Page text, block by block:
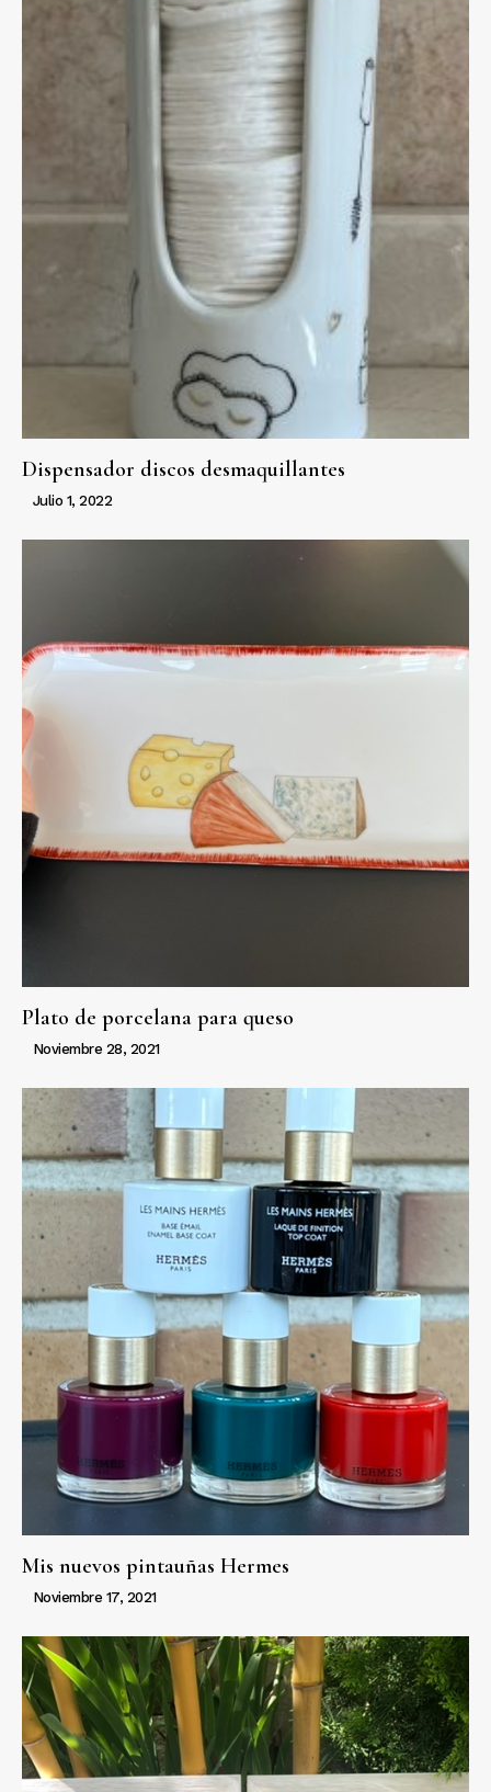
Dispensador discos desmaquillantes
Julio 1, 2022
Plato de porcelana para queso
Noviembre 28, 2021
Mis nuevos pintauñas Hermes
Noviembre 17, 2021